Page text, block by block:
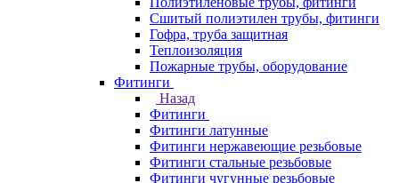
Сшитый полиэтилен трубы, фитинги
Гофра, труба защитная
Теплоизоляция
Пожарные трубы, оборудование
Фитинги
Назад
Фитинги
Фитинги латунные
Фитинги нержавеющие резьбовые
Фитинги стальные резьбовые
Фитинги чугунные резьбовые